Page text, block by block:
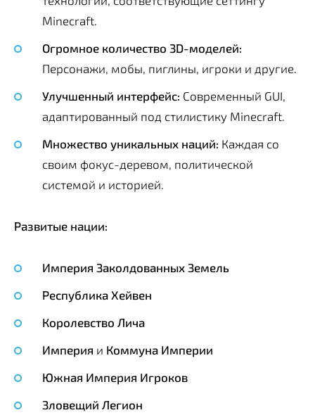
Minecraft.
Огромное количество 3D-моделей:
Персонажи, мобы, пиглины, игроки и другие.
Улучшенный интерфейс: Современный GUI,
адаптированный под стилистику Minecraft.
Множество уникальных наций: Каждая со
своим фокус-деревом, политической
системой и историей.
Развитые нации:
Империя Заколдованных Земель
Республика Хейвен
Королевство Лича
Империя и Коммуна Империи
Южная Империя Игроков
Зловещий Легион